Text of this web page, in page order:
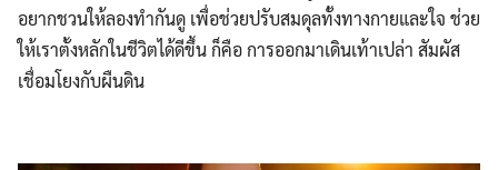
อยากชวนให้ลองทำกันดู เพื่อช่วยปรับสมดุลทั้งทางกายและใจ ช่วย
ให้เราตั้งหลักในชีวิตได้ดีขึ้น ก็คือ การออกมาเดินเท้าเปล่า สัมผัส
เชื่อมโยงกับผืนดิน